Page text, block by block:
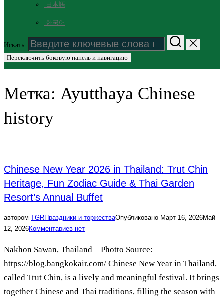
日本語
한국어
Искать:
Переключить боковую панель и навигацию
Метка: Ayutthaya Chinese
history
Chinese New Year 2026 in Thailand: Trut Chin
Heritage, Fun Zodiac Guide & Thai Garden
Resort’s Annual Buffet
автором TGRПраздники и торжестваОпубликовано Март 16, 2026Май
12, 2026Комментариев нет
Nakhon Sawan, Thailand – Photto Source:
https://blog.bangkokair.com/ Chinese New Year in Thailand,
called Trut Chin, is a lively and meaningful festival. It brings
together Chinese and Thai traditions, filling the season with